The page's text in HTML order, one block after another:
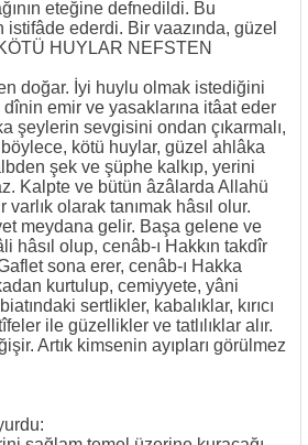
eteğine defnedildi. Bu
istifâde ederdi. Bir vaazında, güzel
HUYLAR NEFSTEN
doğar. İyi huylu olmak istediğini
emir ve yasaklarına itâat eder
şeylerin sevgisini ondan çıkarmalı,
kötü huylar, güzel ahlâka
şek ve şüphe kalkıp, yerini
Kalpte ve bütün âzâlarda Allahü
olarak tanımak hâsıl olur.
meydana gelir. Başa gelene ve
hâsıl olup, cenâb-ı Hakkın takdîr
sona erer, cenâb-ı Hakka
kurtulup, cemiyyete, yâni
sertlikler, kabalıklar, kırıcı
ile güzellikler ve tatlılıklar alır.
Artık kimsenin ayıpları görülmez